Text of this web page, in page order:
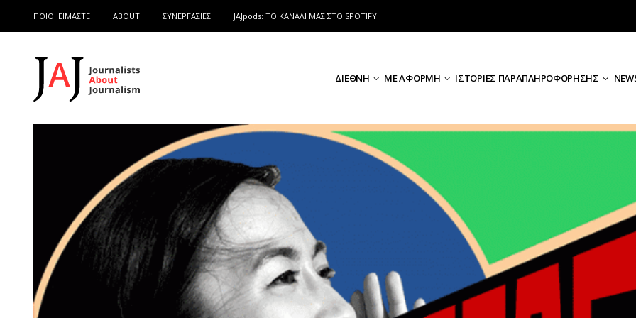
ΠΟΙΟΙ ΕΙΜΑΣΤΕ ABOUT ΣΥΝΕΡΓΑΣΙΕΣ JAJpods: TO ΚΑΝΑΛΙ ΜΑΣ ΣΤΟ SPOTIFY
ΔΙΕΘΝΗ ΜΕ ΑΦΟΡΜΗ ΙΣΤΟΡΙΕΣ ΠΑΡΑΠΛΗΡΟΦΟΡΗΣΗΣ